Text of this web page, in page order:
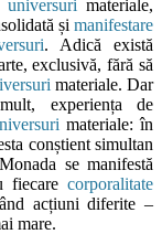
universuri materiale,
și manifestare
. Adică există
exclusivă, fără să
materiale. Dar
experiența de
materiale: în
conștient simultan
se manifestă
fiecare corporalitate
acțiuni diferite –
mare.